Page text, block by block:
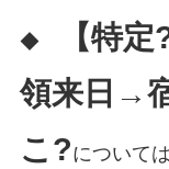
◆
【特
領来日→
こ?について